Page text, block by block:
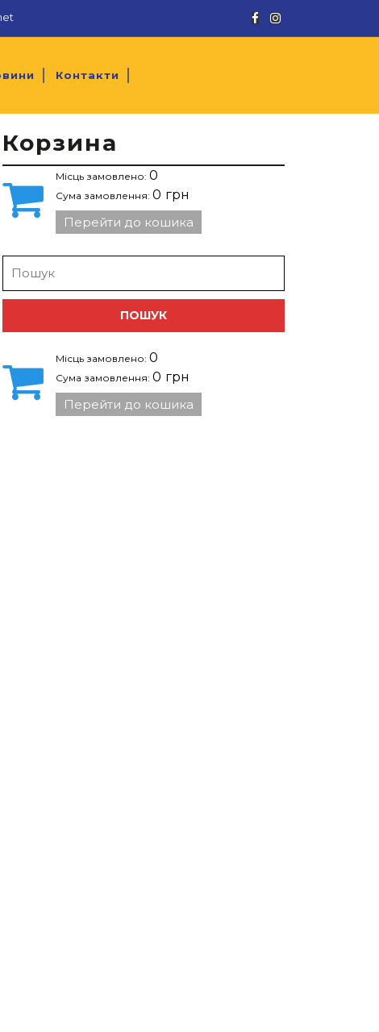
Facebook
Контакти
Корзина
Місць замовлено: 0
Сума замовлення: 0 грн
Перейти до кошика
for:
Місць замовлено: 0
Сума замовлення: 0 грн
Перейти до кошика